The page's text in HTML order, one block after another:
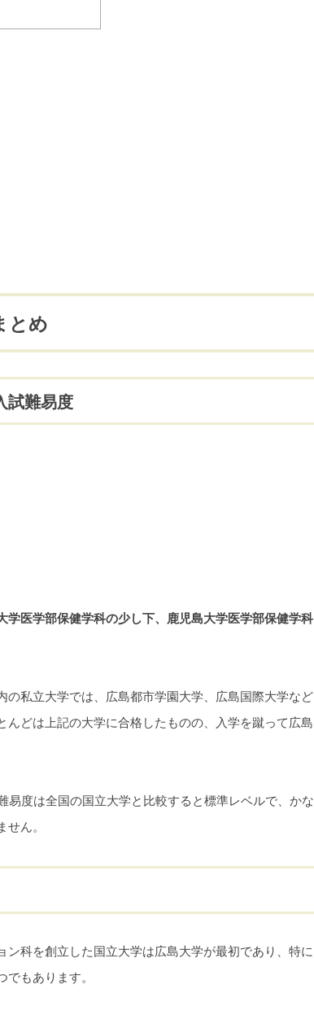
とめ
試難易度
学医学部保健学科の少し下、鹿児島大学医学部保健学科
の私立大学では、広島都市学園大学、広島国際大学など
んどは上記の大学に合格したものの、入学を蹴って広島
易度は全国の国立大学と比較すると標準レベルで、かな
ん。
科を創立した国立大学は広島大学が最初であり、特に
もあります。